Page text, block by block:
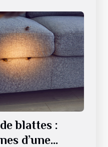
blattes :
d’une